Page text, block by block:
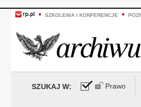
SZKOLENIA I KONFERENCJE
SZUKAJ W: Prawo